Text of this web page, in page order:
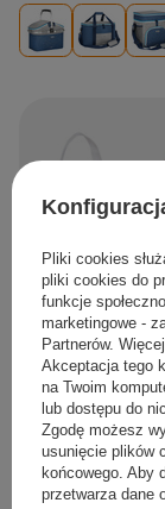
NILS Torba Termiczna
Piknikowa Na Lunch
Na Ramię 32 L
33,50 zł / szt.
Pliki cookies
pliki cookies do
funkcje
marketingowe -
Partnerów.
Akceptacja tego
na Twoim
lub dostępu do
Zgodę możesz
usunięcie plików
końcowego. Aby
przetwarza dane